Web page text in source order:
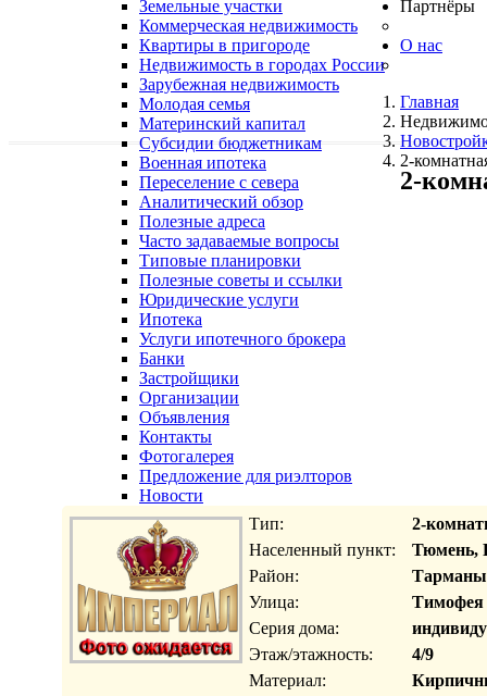
Земельные участки
Коммерческая недвижимость
Квартиры в пригороде
Недвижимость в городах России
Зарубежная недвижимость
Молодая семья
Материнский капитал
Субсидии бюджетникам
Военная ипотека
Переселение с севера
Аналитический обзор
Полезные адреса
Часто задаваемые вопросы
Типовые планировки
Полезные советы и ссылки
Юридические услуги
Ипотека
Услуги ипотечного брокера
Партнёры
Банки
Застройщики
Организации
О нас
Объявления
Контакты
Фотогалерея
Предложение для риэлторов
Новости
Главная
2-
2-
Тип:
2-
Населенный пункт:
Тюмень,
Район:
Тарманы
Улица:
Тимофея
Серия дома:
Этаж/этажность:
4/9
Материал: